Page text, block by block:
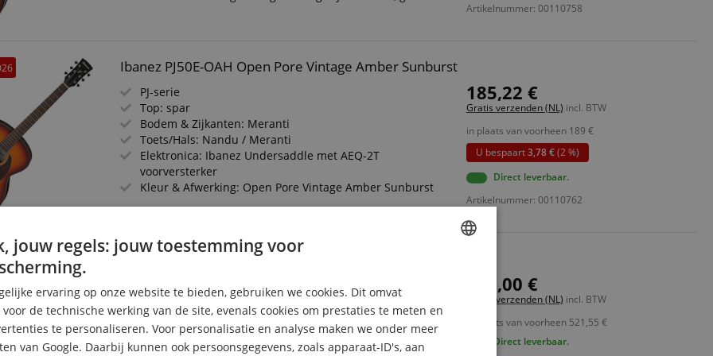
Artikelnummer: 00110758
Ibanez PJ50E-OAH Open Pore Vintage Amber Sunburst
PJ-serie
Top: spar
Bodem & Zijkanten: Meranti
Toets/Hals: Nandu / Meranti
Elektronica: Ibanez Undersaddle met AEQ-2T
voorversterker
Kleur & Afwerking: Open Pore Vintage Amber Sunburst
185,22 €
Gratis verzenden (NL) incl. BTW
in plaats van voorheen 189 €
U bespaart3,78 €(2 %)
Direct leverbaar.
Artikelnummer: 00110762
Epiphone J-200 Studio Antique Natural
Bovenblad: massief vuren
Rug & zijkanten: mahonie
Toets/Hals: palissander / mahonie
Elektronica: Fishman S-Core met Presys VT-voorversterker
519,00 €
Gratis verzenden (NL) incl. BTW
in plaats van voorheen 521,55 €
Direct leverbaar.
jouw regels: jouw toestemming voor
ervaring op onze website te bieden, gebruiken we cookies. Dit omvat
de technische werking van de site, evenals cookies om prestaties te meten en
te personaliseren. Voor personalisatie en analyse maken we onder meer
van Google. Daarbij kunnen ook persoonsgegevens, zoals apparaat-ID's, aan